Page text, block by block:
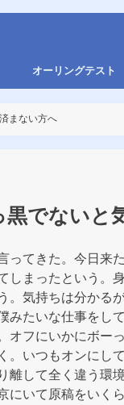
オーリングテスト
まない方へ
でないと
ってきた。今日来
しまったという。
。気持ちは分かる
みたいな仕事をし
オフにいかにボー
。いつもオンにし
離して全く違う環
にいて原稿をいく